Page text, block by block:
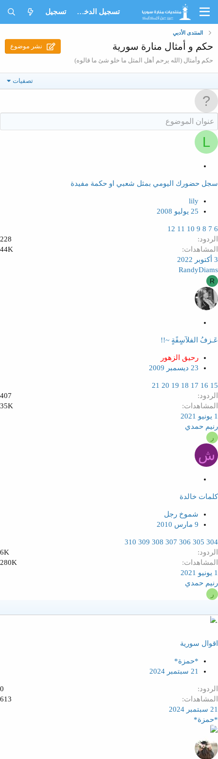
تسجيل الدخول تسجيل
المنتدى الأدبي
حكم و أمثال منارة سورية
نشر موضوع
حكم وأمثال (الله يرحم أهل المثل ما خلو شئ ما قالوه)
تصفيات
L
ب
سجل حضورك اليومي بمثل شعبي او حكمة مفيدة
lily
25 يوليو 2008
6
7
8
9
10
11
12
الردود
228
المشاهدات
44K
3 أكتوبر 2022
RandyDiams
R
ب
عَـزفُ الفلآسٍفًةٍ ~!!
رحيق الزهور
23 ديسمبر 2009
15
16
17
18
19
20
21
الردود
407
المشاهدات
35K
1 يونيو 2021
رنيم حمدي
ر
ش
كلمات خالدة
شموخ رجل
9 مارس 2010
304
305
306
307
308
309
310
الردود
6K
المشاهدات
280K
1 يونيو 2021
رنيم حمدي
ر
اقوال سورية
*حمزة*
21 سبتمبر 2024
الردود
0
المشاهدات
613
21 سبتمبر 2024
*حمزة*